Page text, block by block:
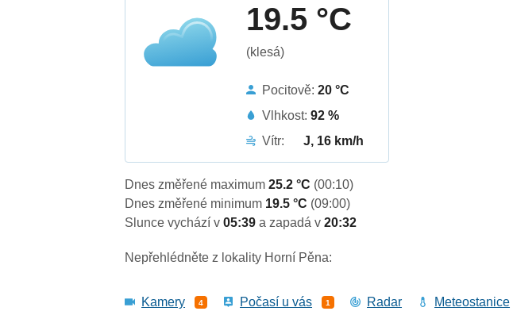
19.5 °C
(klesá)
Pocitově:20 °C
Vlhkost:92 %
Vítr:
J, 16 km/h
Dnes změřené maximum25.2 °C (00:10)
Dnes změřené minimum 19.5 °C (09:00)
Slunce vychází v05:39a zapadá v20:32
Nepřehlédněte z lokality Horní Pěna:
Kamery 4 Počasí u vás 1 Radar Meteostanice